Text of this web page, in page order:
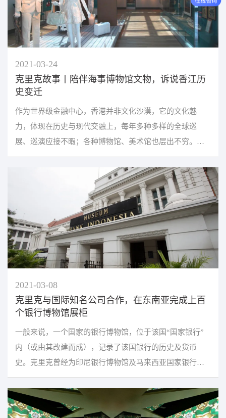
2021-03-24
克里克故事丨陪伴海事博物馆文物，诉说香江历
史变迁
作为世界级金融中心，香港并非文化沙漠，它的文化魅
力，体现在历史与现代交融上，每年多种多样的全球巡
展、巡演应接不暇；各种博物馆、美术馆也层出不穷。
2005年开馆的香港海事博物馆，于2013年从赤柱美利楼迁
2021-03-08
克里克与国际知名公司合作，在东南亚完成上百
个银行博物馆展柜
一般来说，一个国家的银行博物馆，位于该国“国家银行”
内（或由其改建而成），记录了该国银行的历史及货币
史。克里克曾经为印尼银行博物馆及马来西亚国家银行博
物馆提供特色展柜定制，让来自全球的参观者更直观便利...